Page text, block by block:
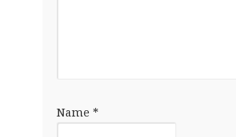
Name *